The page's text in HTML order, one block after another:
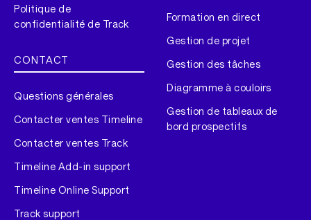
Politique de
confidentialité de Track
CONTACT
Questions générales
Contacter ventes Timeline
Contacter ventes Track
Timeline Add-in support
Timeline Online Support
Track support
Formation en direct
Gestion de projet
Gestion des tâches
Diagramme à couloirs
Gestion de tableaux de
bord prospectifs